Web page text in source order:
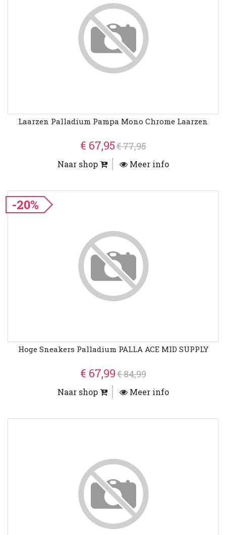
Laarzen Palladium Pampa Mono Chrome Laarzen
€ 67,95€ 77,95
Naar shop Meer info
-20%
Hoge Sneakers Palladium PALLA ACE MID SUPPLY
€ 67,99€ 84,99
Naar shop Meer info